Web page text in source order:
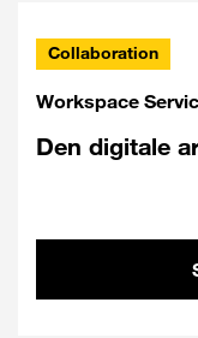
Collaboration
Workspace
Den digitale